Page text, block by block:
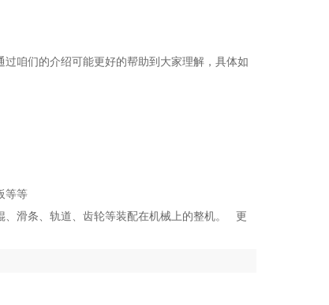
咱们的介绍可能更好的帮助到大家理解，具体如
等等
、滑条、轨道、齿轮等装配在机械上的整机。 更